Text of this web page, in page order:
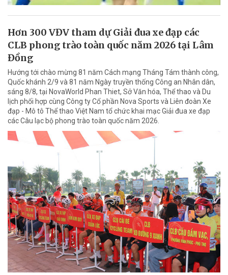
Hơn 300 VĐV tham dự Giải đua xe đạp các
CLB phong trào toàn quốc năm 2026 tại Lâm
Đồng
Hướng tới chào mừng 81 năm Cách mạng Tháng Tám thành công,
Quốc khánh 2/9 và 81 năm Ngày truyền thống Công an Nhân dân,
sáng 8/8, tại NovaWorld Phan Thiet, Sở Văn hóa, Thể thao và Du
lịch phối hợp cùng Công ty Cổ phần Nova Sports và Liên đoàn Xe
đạp - Mô tô Thể thao Việt Nam tổ chức khai mạc Giải đua xe đạp
các Câu lạc bộ phong trào toàn quốc năm 2026.